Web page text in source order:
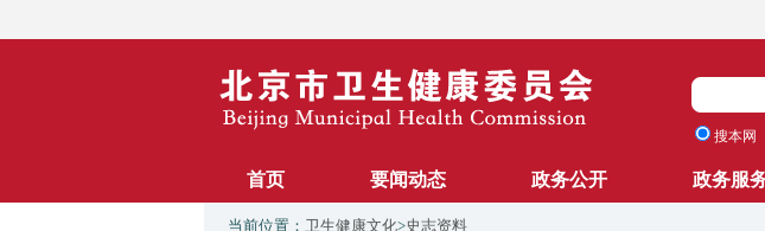
搜本网
首页 要闻动态 政务公开 政务服
当前位置： 卫生健康文化>史志资料